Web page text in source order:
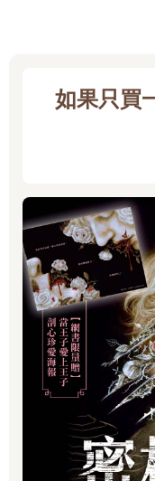
如果只買